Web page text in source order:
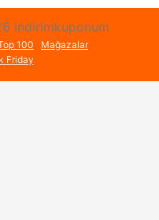
indirimkuponum
100
Mağazalar
Friday